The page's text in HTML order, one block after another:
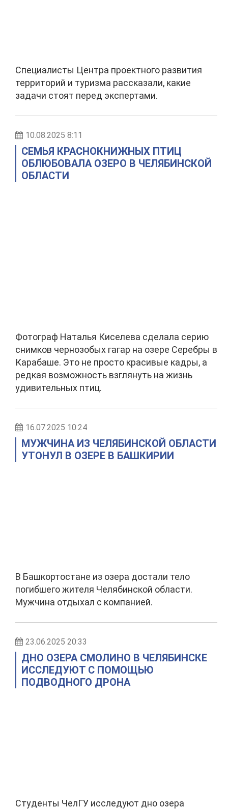
Специалисты Центра проектного развития
территорий и туризма рассказали, какие
задачи стоят перед экспертами.
10.08.2025 8:11
СЕМЬЯ КРАСНОКНИЖНЫХ ПТИЦ
ОБЛЮБОВАЛА ОЗЕРО В ЧЕЛЯБИНСКОЙ
ОБЛАСТИ
Фотограф Наталья Киселева сделала серию
снимков чернозобых гагар на озере Серебры в
Карабаше. Это не просто красивые кадры, а
редкая возможность взглянуть на жизнь
удивительных птиц.
16.07.2025 10:24
МУЖЧИНА ИЗ ЧЕЛЯБИНСКОЙ ОБЛАСТИ
УТОНУЛ В ОЗЕРЕ В БАШКИРИИ
В Башкортостане из озера достали тело
погибшего жителя Челябинской области.
Мужчина отдыхал с компанией.
23.06.2025 20:33
ДНО ОЗЕРА СМОЛИНО В ЧЕЛЯБИНСКЕ
ИССЛЕДУЮТ С ПОМОЩЬЮ
ПОДВОДНОГО ДРОНА
Студенты ЧелГУ исследуют дно озера